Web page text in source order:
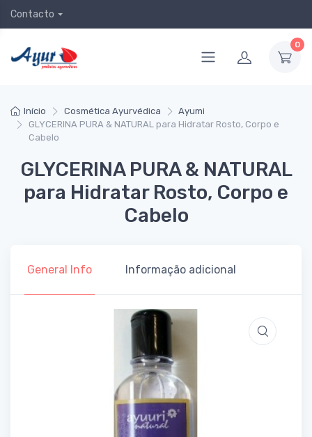
Contacto
0
Início Cosmética Ayurvédica
Ayumi
GLYCERINA PURA & NATURAL para Hidratar Rosto, Corpo e
Cabelo
GLYCERINA PURA & NATURAL
para Hidratar Rosto, Corpo e
Cabelo
General Info Informação adicional